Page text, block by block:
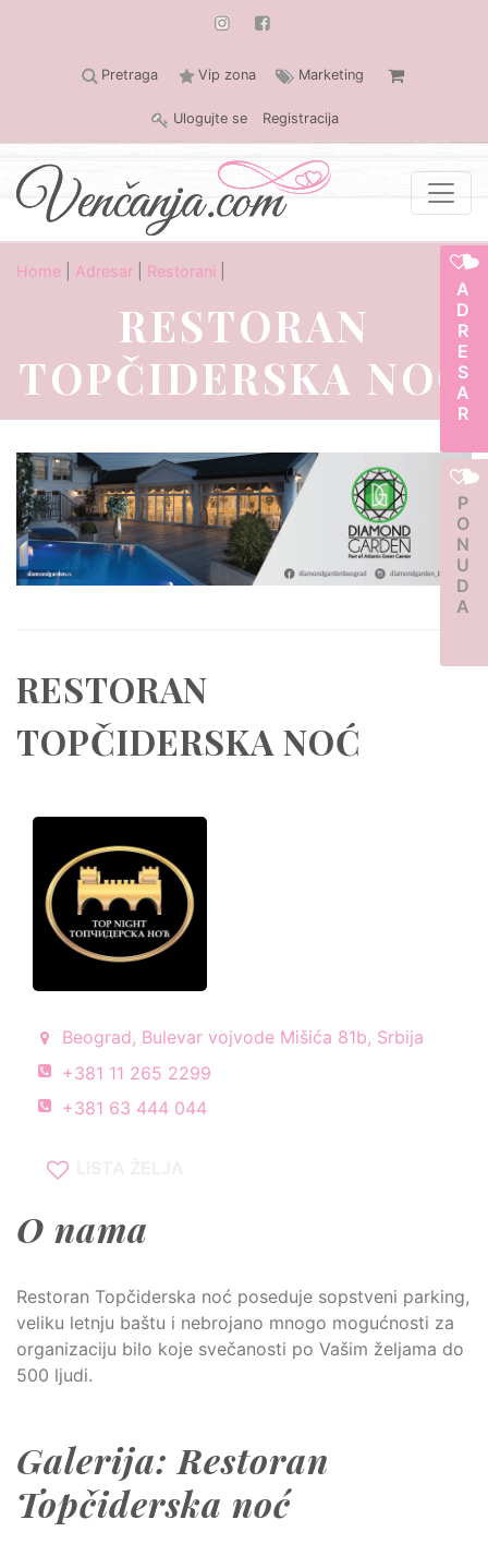
Pretraga Vip zona Marketing
Ulogujte se Registracija
ADRESAR
PONUDA
Home Adresar Restorani
RESTORAN
TOPČIDERSKA NOĆ
RESTORAN
TOPČIDERSKA NOĆ
Beograd, Bulevar vojvode Mišića 81b, Srbija
+381 11 265 2299
+381 63 444 044
O nama
Restoran Topčiderska noć poseduje sopstveni parking,
veliku letnju baštu i nebrojano mnogo mogućnosti za
organizaciju bilo koje svečanosti po Vašim željama do
500 ljudi.
Galerija: Restoran
Topčiderska noć